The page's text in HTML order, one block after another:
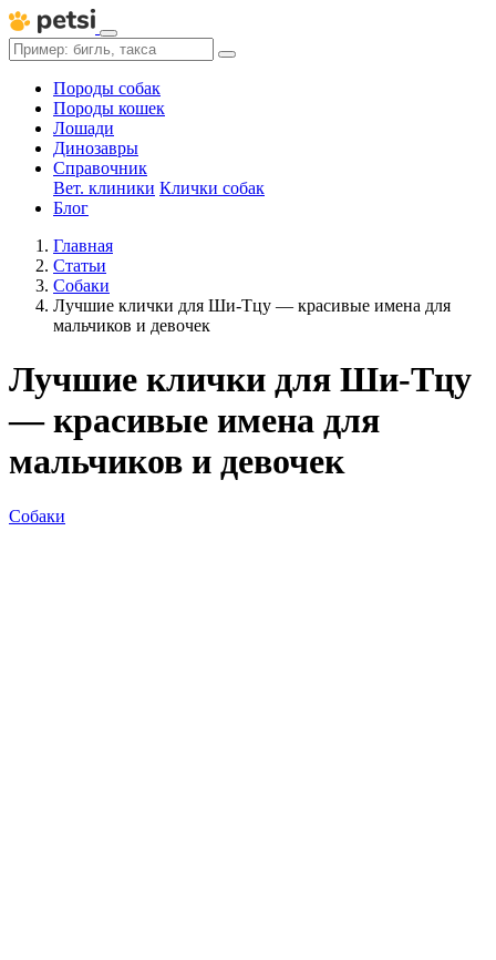
Породы собак
Породы кошек
Лошади
Динозавры
Справочник
Вет. клиники Клички собак
Блог
Главная
Статьи
Собаки
Лучшие клички для Ши-Тцу — красивые имена для
мальчиков и девочек
Лучшие клички для Ши-Тцу
— красивые имена для
мальчиков и девочек
Собаки